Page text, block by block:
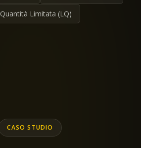
Quantità Limitata (LQ)
CASO STUDIO